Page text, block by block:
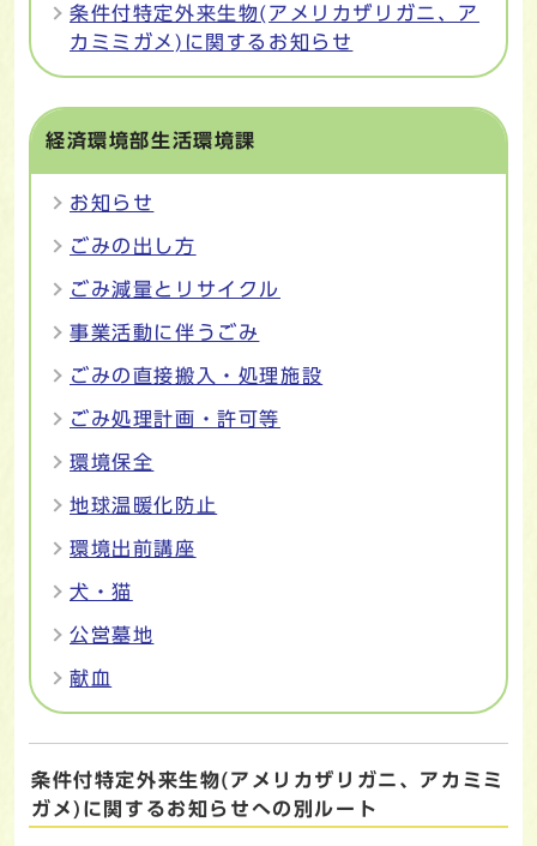
条件付特定外来生物(アメリカザリガニ、ア
カミミガメ)に関するお知らせ
経済環境部生活環境課
お知らせ
ごみの出し方
ごみ減量とリサイクル
事業活動に伴うごみ
ごみの直接搬入・処理施設
ごみ処理計画・許可等
環境保全
地球温暖化防止
環境出前講座
犬・猫
公営墓地
献血
条件付特定外来生物(アメリカザリガニ、アカミミ
ガメ)に関するお知らせへの別ルート